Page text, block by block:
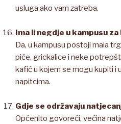
usluga ako vam zatreba.
Ima li negdje u kampusu
Da, u kampusu postoji mala
piće, grickalice i neke
kafić u kojem se mogu kupiti i
napitcima.
Gdje se održavaju
Općenito govoreći, većina